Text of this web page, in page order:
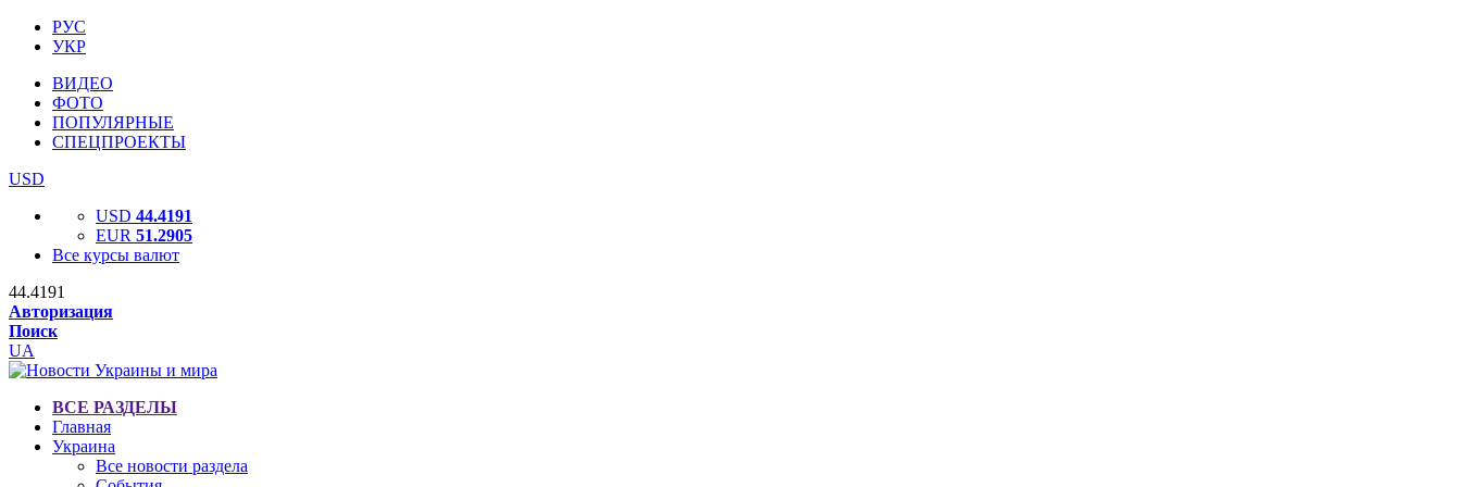
РУС
УКР
ВИДЕО
ФОТО
ПОПУЛЯРНЫЕ
СПЕЦПРОЕКТЫ
USD
USD 44.4191
EUR 51.2905
Все курсы валют
44.4191
Авторизация
Поиск
UA
ВСЕ РАЗДЕЛЫ
Главная
Украина
Все новости раздела